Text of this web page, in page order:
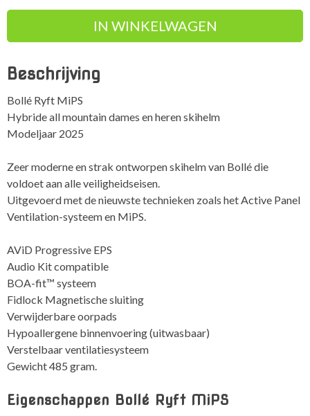
MiPS
comfortabele
skihelm
IN WINKELWAGEN
Beschrijving
Bollé Ryft MiPS
Hybride all mountain dames en heren skihelm
Modeljaar 2025
Zeer moderne en strak ontworpen skihelm van Bollé die
voldoet aan alle veiligheidseisen.
Uitgevoerd met de nieuwste technieken zoals hetActive Panel
Ventilation-systeem en MiPS.
AViD Progressive EPS
Audio Kit compatible
BOA-fit™ systeem
Fidlock Magnetische sluiting
Verwijderbare oorpads
Hypoallergene binnenvoering (uitwasbaar)
Verstelbaar ventilatiesysteem
Gewicht 485 gram.
Eigenschappen Bollé Ryft MiPS